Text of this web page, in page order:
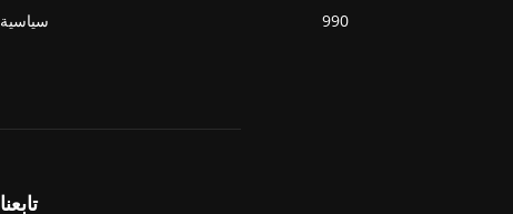
سياسية
990
تابعنا